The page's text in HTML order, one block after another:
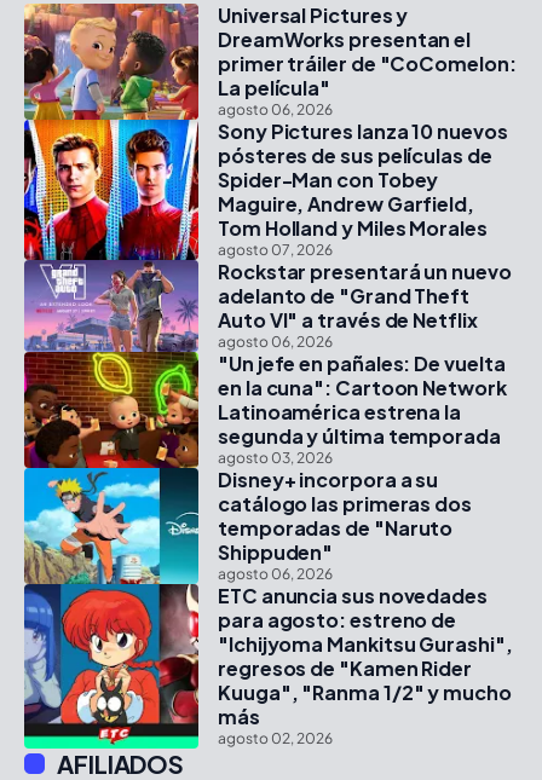
Universal Pictures y
DreamWorks presentan el
primer tráiler de "CoComelon:
La película"
agosto 06, 2026
Sony Pictures lanza 10 nuevos
pósteres de sus películas de
Spider-Man con Tobey
Maguire, Andrew Garfield,
Tom Holland y Miles Morales
agosto 07, 2026
Rockstar presentará un nuevo
adelanto de "Grand Theft
Auto VI" a través de Netflix
agosto 06, 2026
"Un jefe en pañales: De vuelta
en la cuna": Cartoon Network
Latinoamérica estrena la
segunda y última temporada
agosto 03, 2026
Disney+ incorpora a su
catálogo las primeras dos
temporadas de "Naruto
Shippuden"
agosto 06, 2026
ETC anuncia sus novedades
para agosto: estreno de
"Ichijyoma Mankitsu Gurashi",
regresos de "Kamen Rider
Kuuga", "Ranma 1/2" y mucho
más
agosto 02, 2026
AFILIADOS